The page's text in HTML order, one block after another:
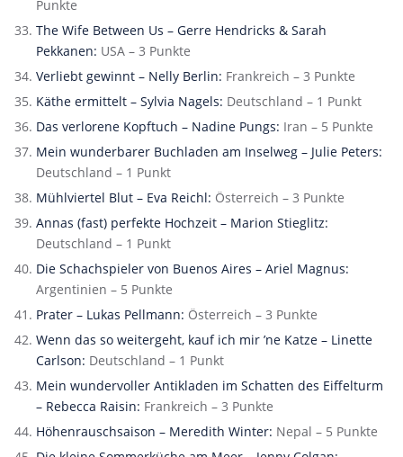
Punkte
The Wife Between Us – Gerre Hendricks & Sarah
Pekkanen: USA – 3 Punkte
Verliebt gewinnt – Nelly Berlin: Frankreich – 3 Punkte
Käthe ermittelt – Sylvia Nagels: Deutschland – 1 Punkt
Das verlorene Kopftuch – Nadine Pungs: Iran – 5 Punkte
Mein wunderbarer Buchladen am Inselweg – Julie Peters:
Deutschland – 1 Punkt
Mühlviertel Blut – Eva Reichl: Österreich – 3 Punkte
Annas (fast) perfekte Hochzeit – Marion Stieglitz:
Deutschland – 1 Punkt
Die Schachspieler von Buenos Aires – Ariel Magnus:
Argentinien – 5 Punkte
Prater – Lukas Pellmann: Österreich – 3 Punkte
Wenn das so weitergeht, kauf ich mir ’ne Katze – Linette
Carlson: Deutschland – 1 Punkt
Mein wundervoller Antikladen im Schatten des Eiffelturm
– Rebecca Raisin: Frankreich – 3 Punkte
Höhenrauschsaison – Meredith Winter: Nepal – 5 Punkte